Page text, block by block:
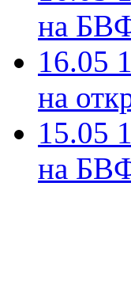
на
16.05
на
15.05
на